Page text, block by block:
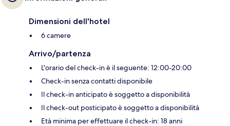
Dimensioni dell'hotel
6 camere
Arrivo/partenza
L'orario del check-in è il seguente: 12:00-20:00
Check-in senza contatti disponibile
Il check-in anticipato è soggetto a disponibilità
Il check-out posticipato è soggetto a disponibilità
Età minima per effettuare il check-in: 18 anni